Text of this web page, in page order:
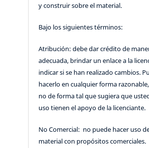
y construir sobre el material.
Bajo los siguientes términos:
Atribución: debe dar crédito de
adecuada, brindar un enlace a la
indicar si se han realizado cambios.
hacerlo en cualquier forma
no de forma tal que sugiera que
uso tienen el apoyo de la licenciante.
No Comercial: no puede hacer uso
material con propósitos comerciales.